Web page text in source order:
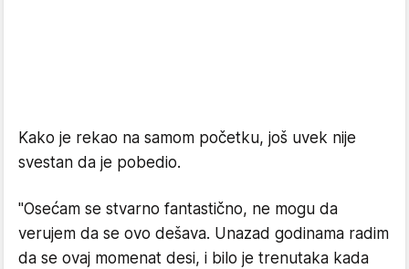
Kako je rekao na samom početku, još uvek nije
svestan da je pobedio.
"Osećam se stvarno fantastično, ne mogu da
verujem da se ovo dešava. Unazad godinama radim
da se ovaj momenat desi, i bilo je trenutaka kada